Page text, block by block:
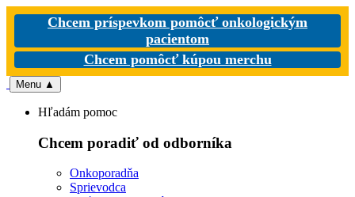
Chcem príspevkom pomôcť onkologickým
pacientom
Chcem pomôcť kúpou merchu
Menu ▲
Hľadám pomoc
Chcem poradiť od odborníka
Onkoporadňa
Sprievodca